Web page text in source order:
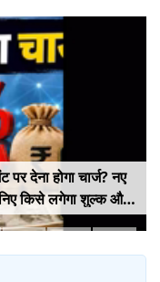
देना होगा चार्ज? नए
किसे लगेगा शुल्क और